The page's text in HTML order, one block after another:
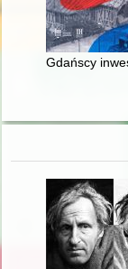
Gdańscy